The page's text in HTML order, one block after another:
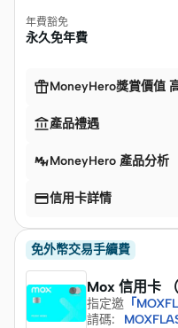
年費豁免
永久免年費
MoneyHero獎賞價值
產品禮遇
MoneyHero 產品分析
信用卡詳情
免外幣交易手續費
Mox 信用卡
指定邀
請碼:
「